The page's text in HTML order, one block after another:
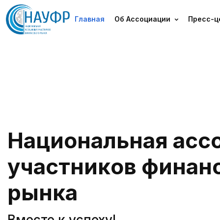
Главная Об Ассоциации Пресс-
НАЦИОНАЛЬНАЯ АСС
УЧАСТНИКОВ ФИНАН
РЫНКА